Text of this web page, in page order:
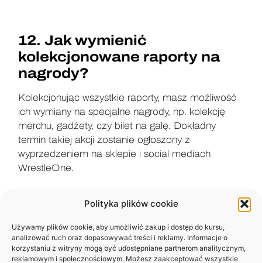
Polityka plików cookie
Używamy plików cookie, aby umożliwić zakup i dostęp do kursu,
analizować ruch oraz dopasowywać treści i reklamy. Informacje o
korzystaniu z witryny mogą być udostępniane partnerom analitycznym,
reklamowym i społecznościowym. Możesz zaakceptować wszystkie
12. Jak wymienić
kolekcjonowane raporty na
nagrody?
Kolekcjonując wszystkie raporty, masz możliwość
ich wymiany na specjalne nagrody, np. kolekcję
merchu, gadżety, czy bilet na galę. Dokładny
termin takiej akcji zostanie ogłoszony z
wyprzedzeniem na sklepie i social mediach
WrestleOne.
komuś raport?
Nie. Raport przeznaczony jest wyłącznie do